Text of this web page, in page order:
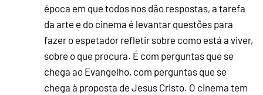
época em que todos nos dão respostas, a tarefa
da arte e do cinema é levantar questões para
fazer o espetador refletir sobre como está a viver,
sobre o que procura. É com perguntas que se
chega ao Evangelho, com perguntas que se
chega à proposta de Jesus Cristo. O cinema tem